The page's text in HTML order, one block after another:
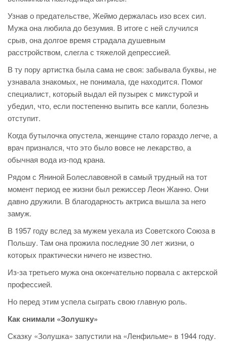
Узнав о предательстве, Жеймо держалась изо всех сил.
Мужа она любила до безумия. В итоге с ней случился
срыв, она долгое время страдала душевным
расстройством, слегла с тяжелой депрессией.
В ту пору артистка была сама не своя: забывала буквы, не
узнавала знакомых, не понимала, где находится. Помог
специалист, который выдал ей пузырек с микстурой и
убедил, что, если постепенно выпить все капли, болезнь
отступит.
Когда бутылочка опустела, женщине стало гораздо легче, а
врач признался, что это было вовсе не лекарство, а
обычная вода из-под крана.
Рядом с Яниной Болеславовной в самый трудный на тот
момент период ее жизни был режиссер Леон Жанно. Они
давно дружили. В благодарность актриса вышла за него
замуж.
В 1957 году вслед за мужем уехала из Советского Союза в
Польшу. Там она прожила последние 30 лет жизни, о
которых практически ничего не известно.
Из-за третьего мужа она окончательно порвала с актерской
профессией.
Но перед этим успела сыграть свою главную роль.
Как снимали «Золушку»
Сказку «Золушка» запустили на «Ленфильме» в 1944 году.